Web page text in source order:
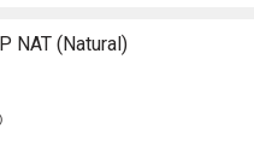
NAT (Natural)